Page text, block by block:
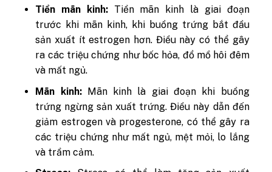
Tiền mãn kinh:Tiền mãn kinh là giai đoạn
trước khi mãn kinh, khi buồng trứng bắt đầu
sản xuất ít estrogen hơn. Điều này có thể gây
ra các triệu chứng như bốc hỏa, đổ mồ hôi đêm
và mất ngủ.
Mãn kinh:Mãn kinh là giai đoạn khi buồng
trứng ngừng sản xuất trứng. Điều này dẫn đến
giảm estrogen và progesterone, có thể gây ra
các triệu chứng như mất ngủ, mệt mỏi, lo lắng
và trầm cảm.